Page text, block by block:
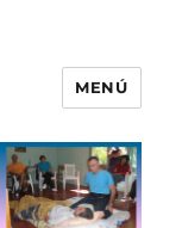
MENÚ